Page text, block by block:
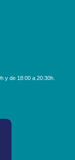
y de 18:00 a 20:30h.